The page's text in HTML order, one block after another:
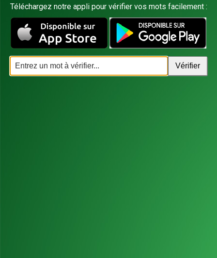
Téléchargez notre appli pour vérifier vos mots facilement :